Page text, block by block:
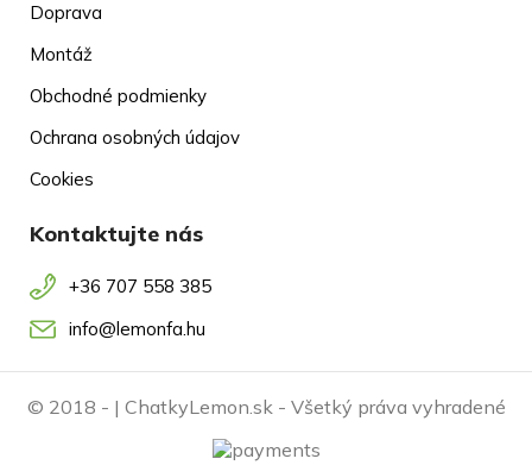
Doprava
Montáž
Obchodné podmienky
Ochrana osobných údajov
Cookies
Kontaktujte nás
+36 707 558 385
info@lemonfa.hu
© 2018 - | ChatkyLemon.sk - Všetký práva vyhradené